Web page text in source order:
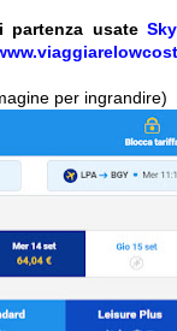
partenza usate
per ingrandire)